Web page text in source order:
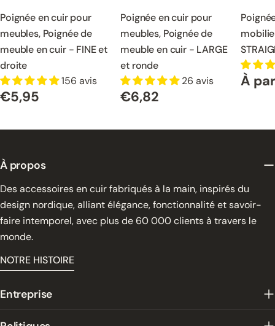
Poignée en cuir pour
meubles, Poignée de
meuble en cuir - FINE et
droite
156 avis
Prix
€5,95
Poignée en cuir pour
meubles, Poignée de
meuble en cuir - LARGE
et ronde
26 avis
Prix
€6,82
Prix
À
À propos
Des accessoires en cuir fabriqués à la main, inspirés du
design nordique, alliant élégance, fonctionnalité et savoir-
faire intemporel, avec plus de 60 000 clients à travers le
monde.
NOTRE HISTOIRE
Entreprise